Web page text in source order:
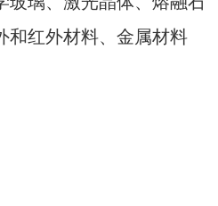
和红外材料、金属材料